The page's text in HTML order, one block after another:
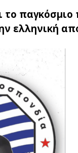
το
ελληνική